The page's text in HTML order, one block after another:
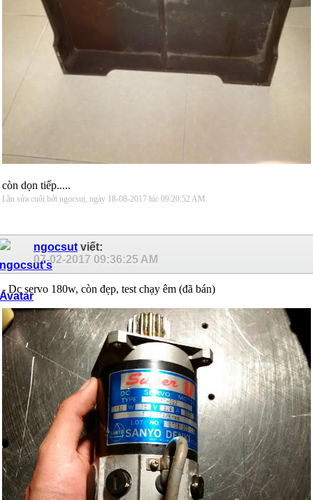
còn dọn tiếp.....
Lần sửa cuối bởi ngocsut, ngày 18-08-2017 lúc 09:20:52 AM .
ngocsut viết:
07-02-2017 09:36:25 AM
- Dc servo 180w, còn đẹp, test chạy êm (đã bán)